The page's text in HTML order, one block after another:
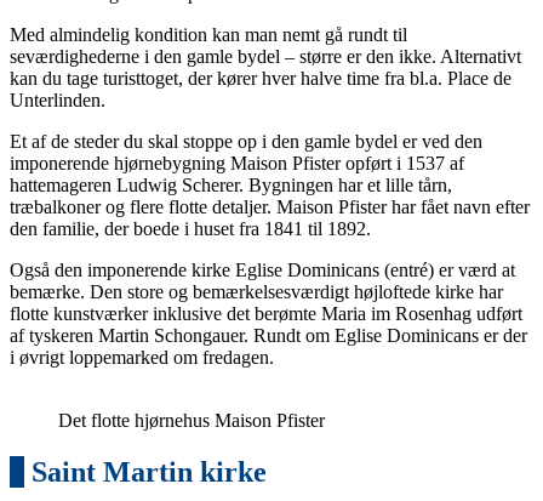
Med almindelig kondition kan man nemt gå rundt til
seværdighederne i den gamle bydel – større er den ikke. Alternativt
kan du tage turisttoget, der kører hver halve time fra bl.a. Place de
Unterlinden.
Et af de steder du skal stoppe op i den gamle bydel er ved den
imponerende hjørnebygning Maison Pfister opført i 1537 af
hattemageren Ludwig Scherer. Bygningen har et lille tårn,
træbalkoner og flere flotte detaljer. Maison Pfister har fået navn efter
den familie, der boede i huset fra 1841 til 1892.
Også den imponerende kirke Eglise Dominicans (entré) er værd at
bemærke. Den store og bemærkelsesværdigt højloftede kirke har
flotte kunstværker inklusive det berømte Maria im Rosenhag udført
af tyskeren Martin Schongauer. Rundt om Eglise Dominicans er der
i øvrigt loppemarked om fredagen.
Det flotte hjørnehus Maison Pfister
Saint Martin kirke